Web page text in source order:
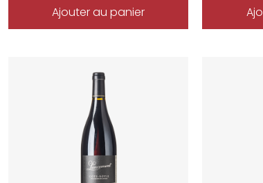
Ajouter au panier